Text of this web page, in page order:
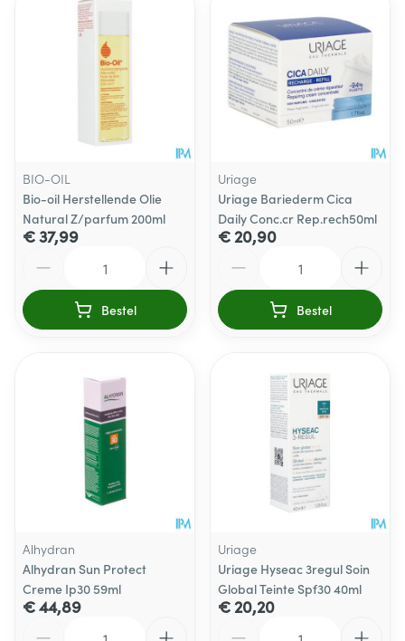
BIO-OIL
Bio-oil Herstellende Olie
Natural Z/parfum 200ml
€ 37,99
Bestel
Uriage
Uriage Bariederm Cica
Daily Conc.cr Rep.rech50ml
€ 20,90
Bestel
Alhydran
Alhydran Sun Protect
Creme Ip30 59ml
€ 44,89
Uriage
Uriage Hyseac 3regul Soin
Global Teinte Spf30 40ml
€ 20,20